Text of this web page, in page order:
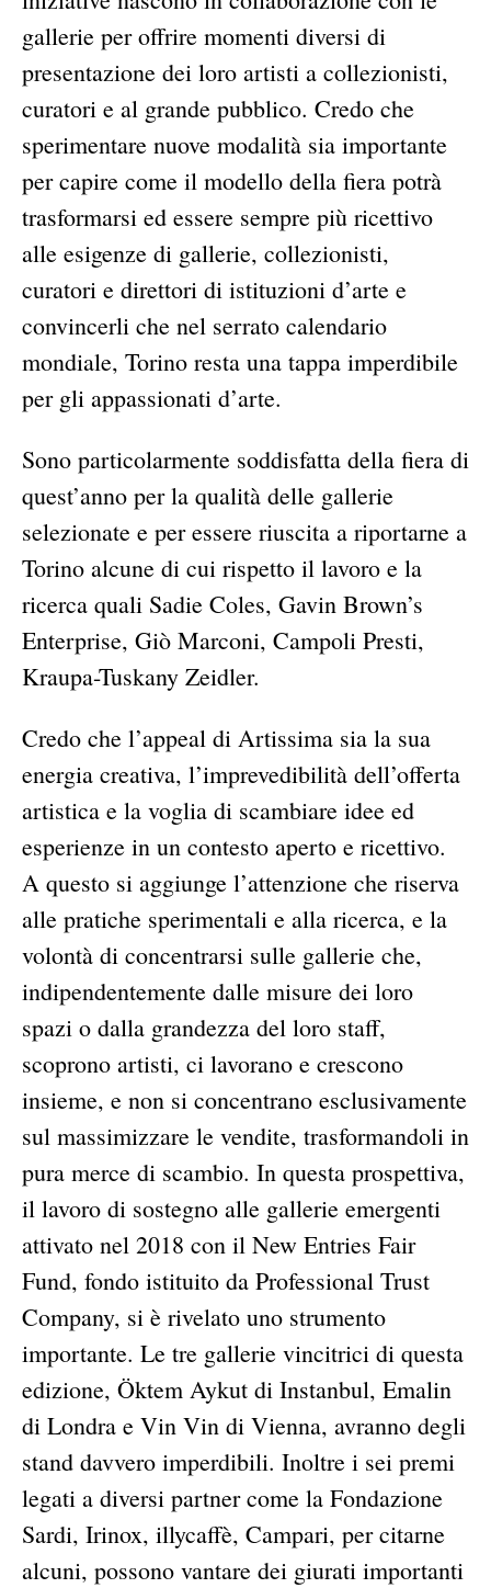
gallerie per offrire momenti diversi di
presentazione dei loro artisti a collezionisti,
curatori e al grande pubblico. Credo che
sperimentare nuove modalità sia importante
per capire come il modello della fiera potrà
trasformarsi ed essere sempre più ricettivo
alle esigenze di gallerie, collezionisti,
curatori e direttori di istituzioni d’arte e
convincerli che nel serrato calendario
mondiale, Torino resta una tappa imperdibile
per gli appassionati d’arte.
Sono particolarmente soddisfatta della fiera di
quest’anno per la qualità delle gallerie
selezionate e per essere riuscita a riportarne a
Torino alcune di cui rispetto il lavoro e la
ricerca quali Sadie Coles, Gavin Brown’s
Enterprise, Giò Marconi, Campoli Presti,
Kraupa-Tuskany Zeidler.
Credo che l’appeal di Artissima sia la sua
energia creativa, l’imprevedibilità dell’offerta
artistica e la voglia di scambiare idee ed
esperienze in un contesto aperto e ricettivo.
A questo si aggiunge l’attenzione che riserva
alle pratiche sperimentali e alla ricerca, e la
volontà di concentrarsi sulle gallerie che,
indipendentemente dalle misure dei loro
spazi o dalla grandezza del loro staff,
scoprono artisti, ci lavorano e crescono
insieme, e non si concentrano esclusivamente
sul massimizzare le vendite, trasformandoli in
pura merce di scambio. In questa prospettiva,
il lavoro di sostegno alle gallerie emergenti
attivato nel 2018 con il New Entries Fair
Fund, fondo istituito da Professional Trust
Company, si è rivelato uno strumento
importante. Le tre gallerie vincitrici di questa
edizione, Öktem Aykut di Instanbul, Emalin
di Londra e Vin Vin di Vienna, avranno degli
stand davvero imperdibili. Inoltre i sei premi
legati a diversi partner come la Fondazione
Sardi, Irinox, illycaffè, Campari, per citarne
alcuni, possono vantare dei giurati importanti